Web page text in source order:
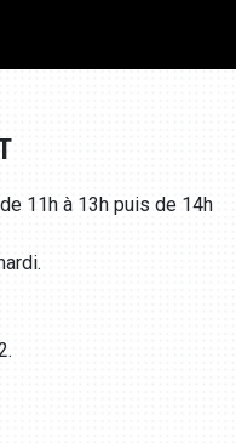
11h à 13h puis de 14h